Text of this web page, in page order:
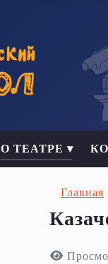
О ТЕАТРЕ ▾
Главная